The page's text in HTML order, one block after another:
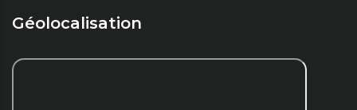
Géolocalisation